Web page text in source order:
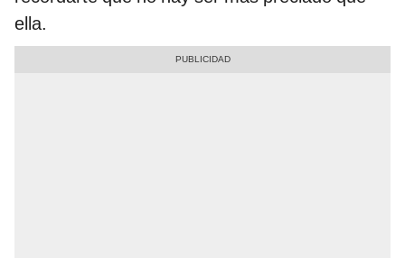
ella.